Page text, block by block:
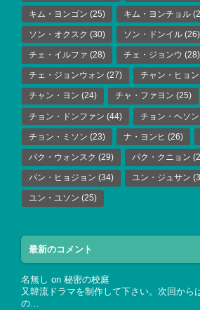
キム・ヨンゴン (25) キム・ヨンチョル
ソン・オクスク (30) ソン・ドンイル (26)
チェ・イルファ (28) チェ・ジョンウ (28)
チェ・ジョンウォン (27) チャン・ヒョ
チャン・ヨン (24) チャ・ファヨン (25)
チョン・ドンファン (44) チョン・ヘソン
チョン・ミソン (23) ナ・ヨンヒ (26)
パク・ウォンスク (29) パク・クニョン
パン・ヒョジョン (34) ユン・ジュサン
ユン・ユソン (25)
最新のコメント
名無し on 秘密の校庭
又韓流ドラマを制作して下さい。次回から
の…